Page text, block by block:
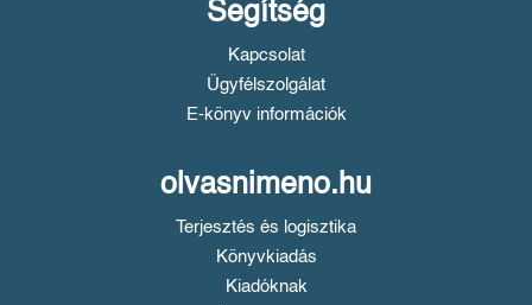
Segítség
Kapcsolat
Ügyfélszolgálat
E-könyv információk
olvasnimeno.hu
Terjesztés és logisztika
Könyvkiadás
Kiadóknak